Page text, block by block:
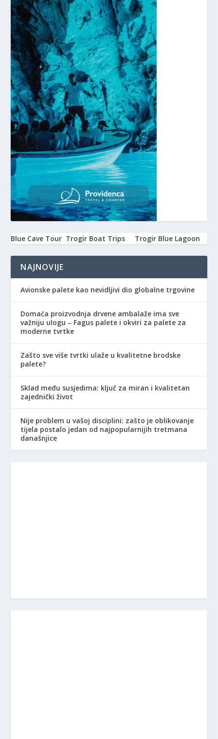
Blue Cave Tour Trogir Boat Trips Trogir Blue Lagoon
NAJNOVIJE
Avionske palete kao nevidljivi dio globalne trgovine
Domaća proizvodnja drvene ambalaže ima sve
važniju ulogu – Fagus palete i okviri za palete za
moderne tvrtke
Zašto sve više tvrtki ulaže u kvalitetne brodske
palete?
Sklad među susjedima: ključ za miran i kvalitetan
zajednički život
Nije problem u vašoj disciplini: zašto je oblikovanje
tijela postalo jedan od najpopularnijih tretmana
današnjice